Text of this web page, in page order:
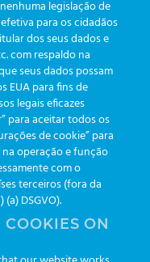
legislação de
para os cidadãos
dos seus dados e
com respaldo na
seus dados possam
EUA para fins de
legais eficazes
para aceitar todos os
de cookie” para
operação e função
com o
terceiros (fora da
DSGVO).
ON